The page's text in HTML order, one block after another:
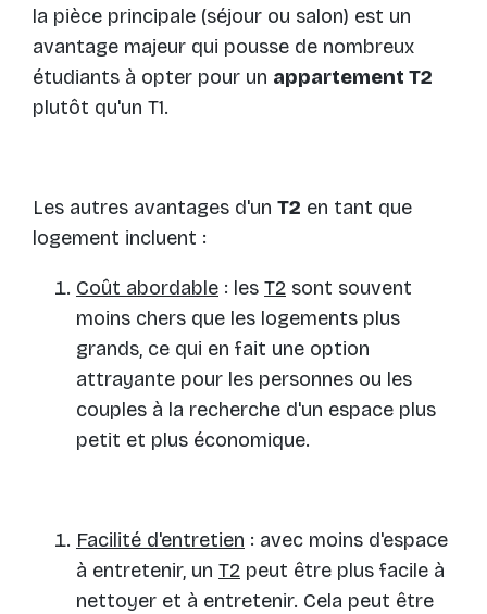
la pièce principale (séjour ou salon) est un
avantage majeur qui pousse de nombreux
étudiants à opter pour un appartement T2
plutôt qu'un T1.
Les autres avantages d'un T2 en tant que
logement incluent :
Coût abordable : les T2 sont souvent
moins chers que les logements plus
grands, ce qui en fait une option
attrayante pour les personnes ou les
couples à la recherche d'un espace plus
petit et plus économique.
Facilité d'entretien : avec moins d'espace
à entretenir, un T2 peut être plus facile à
nettoyer et à entretenir. Cela peut être